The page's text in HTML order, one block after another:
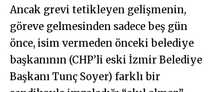
Ancak grevi tetikleyen gelişmenin,
göreve gelmesinden sadece beş gün
önce, isim vermeden önceki belediye
başkanının (CHP’li eski İzmir Belediye
Başkanı Tunç Soyer) farklı bir